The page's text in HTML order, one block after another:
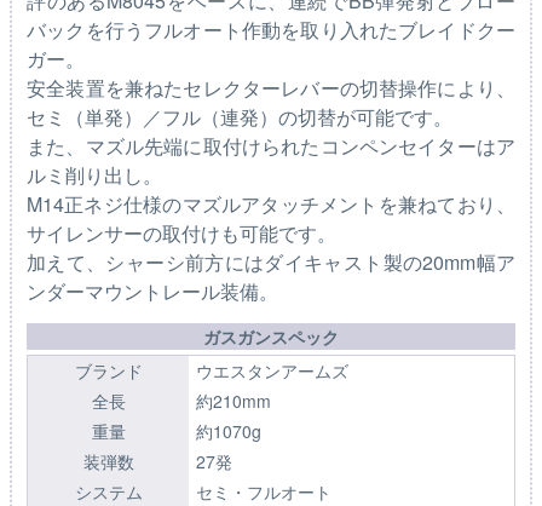
バックを行うフルオート作動を取り入れたブレイドクー
ガー。
安全装置を兼ねたセレクターレバーの切替操作により、
セミ（単発）／フル（連発）の切替が可能です。
また、マズル先端に取付けられたコンペンセイターはア
ルミ削り出し。
M14正ネジ仕様のマズルアタッチメントを兼ねており、
サイレンサーの取付けも可能です。
加えて、シャーシ前方にはダイキャスト製の20mm幅ア
ンダーマウントレール装備。
ガスガンスペック
ブランド
ウエスタンアームズ
全長
約210mm
重量
約1070g
装弾数
27発
システム
セミ・フルオート